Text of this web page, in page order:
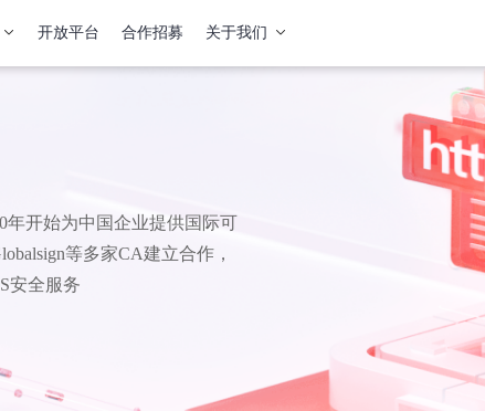
开放平台 合作招募 关于我们
年开始为中国企业提供国际可
等多家CA建立合作，
安全服务